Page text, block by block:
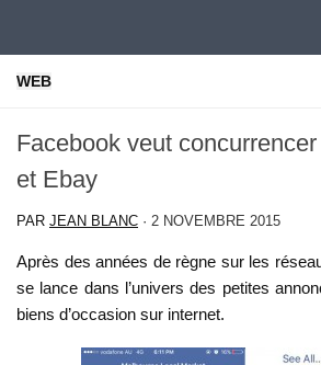
WEB
Facebook veut
et Ebay
PAR JEAN BLANC · 2 NOVEMBRE 2015
Après des années de règne sur les
se lance dans l’univers des petites
biens d’occasion sur internet.